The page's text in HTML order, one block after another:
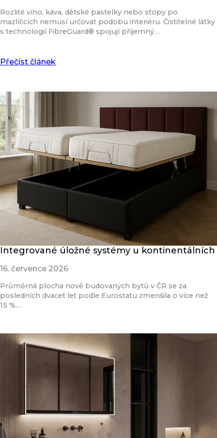
Rozlité víno, káva, dětské pastelky nebo stopy po
mazlíčcích nemusí určovat podobu interiéru. Čistitelné látky
s technologií FibreGuard® spojují příjemný…
Přečíst článek
Integrované úložné systémy u kontinentálních
16. července 2026
Průměrná plocha nově budovaných bytů v ČR se za
posledních dvacet let podle Eurostatu zmenšila o více než
15 %.…